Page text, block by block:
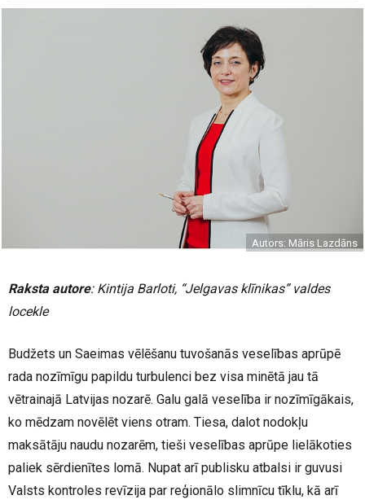
Autors: Māris Lazdāns
Raksta autore: Kintija Barloti, “Jelgavas klīnikas” valdes
locekle
Budžets un Saeimas vēlēšanu tuvošanās veselības aprūpē
rada nozīmīgu papildu turbulenci bez visa minētā jau tā
vētrainajā Latvijas nozarē. Galu galā veselība ir nozīmīgākais,
ko mēdzam novēlēt viens otram. Tiesa, dalot nodokļu
maksātāju naudu nozarēm, tieši veselības aprūpe lielākoties
paliek sērdienītes lomā. Nupat arī publisku atbalsi ir guvusi
Valsts kontroles revīzija par reģionālo slimnīcu tīklu, kā arī